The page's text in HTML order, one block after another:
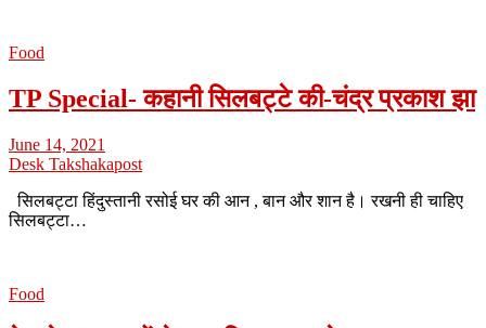
Food
TP Special- कहानी सिलबट्टे की-चंद्र प्रकाश झा
June 14, 2021
Desk Takshakapost
सिलबट्टा हिंदुस्तानी रसोई घर की आन , बान और शान है। रखनी ही चाहिए
सिलबट्टा…
Food